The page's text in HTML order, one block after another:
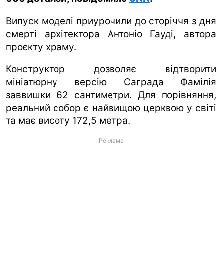
Випуск моделі приурочили до сторіччя з дня
смерті архітектора Антоніо Гауді, автора
проєкту храму.
Конструктор дозволяє відтворити
мініатюрну версію Саграда Фамілія
заввишки 62 сантиметри. Для порівняння,
реальний собор є найвищою церквою у світі
та має висоту 172,5 метра.
Реклама